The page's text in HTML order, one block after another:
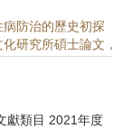
病防治的歷史初探
研究所碩士論文
獻類目 2021年度